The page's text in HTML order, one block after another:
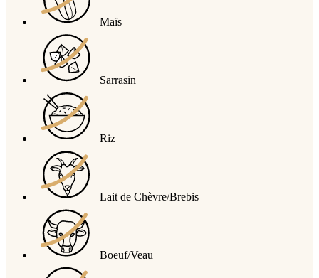
Maïs
Sarrasin
Riz
Lait de Chèvre/Brebis
Boeuf/Veau